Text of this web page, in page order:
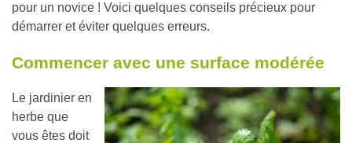
pour un novice ! Voici quelques conseils précieux pour
démarrer et éviter quelques erreurs.
Commencer avec une surface modérée
Le jardinier en
herbe que
vous êtes doit